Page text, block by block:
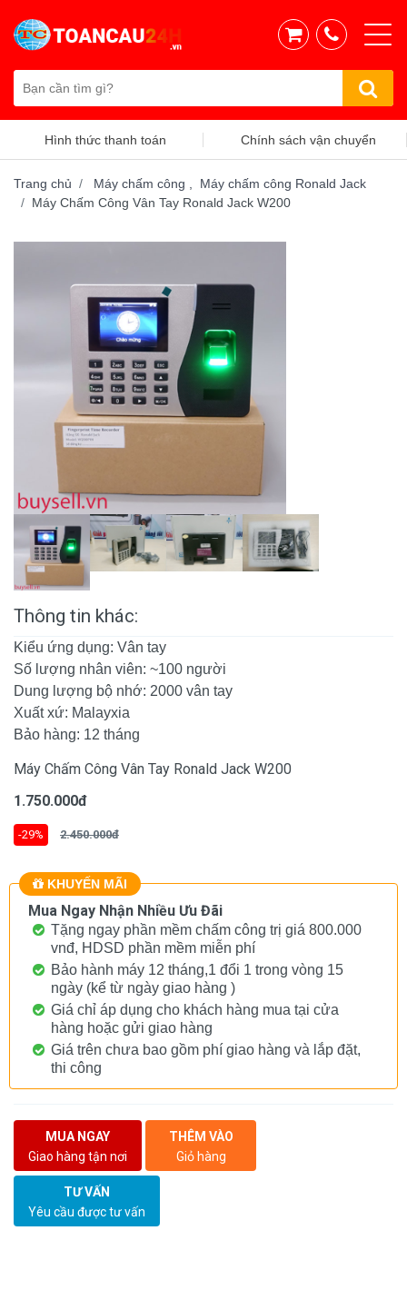
Hình thức thanh toán Chính sách vận chuyển
Trang chủ Máy chấm công , Máy chấm công Ronald Jack
Máy Chấm Công Vân Tay Ronald Jack W200
Thông tin khác:
Kiểu ứng dụng: Vân tay
Số lượng nhân viên: ~100 người
Dung lượng bộ nhớ: 2000 vân tay
Xuất xứ: Malayxia
Bảo hàng: 12 tháng
Máy Chấm Công Vân Tay Ronald Jack W200
1.750.000đ
-29% 2.450.000đ
KHUYẾN MÃI
Mua Ngay Nhận Nhiều Ưu Đãi
Tặng ngay phần mềm chấm công trị giá 800.000
vnđ, HDSD phần mềm miễn phí
Bảo hành máy 12 tháng,1 đổi 1 trong vòng 15
ngày (kể từ ngày giao hàng )
Giá chỉ áp dụng cho khách hàng mua tại cửa
hàng hoặc gửi giao hàng
Giá trên chưa bao gồm phí giao hàng và lắp đặt,
thi công
MUA NGAY
Giao hàng tận nơi
THÊM VÀO
Giỏ hàng
TƯ VẤN
Yêu cầu được tư vấn